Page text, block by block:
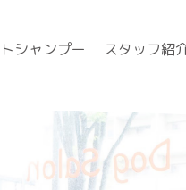
シャンプー スタッフ紹